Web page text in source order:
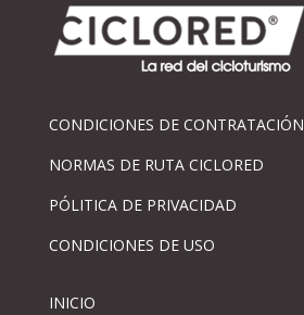
CONDICIONES DE CONTRATACIÓN
NORMAS DE RUTA CICLORED
PÓLITICA DE PRIVACIDAD
CONDICIONES DE USO
INICIO